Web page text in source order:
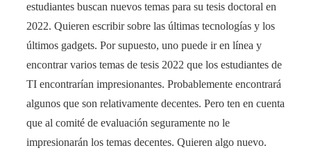
estudiantes buscan nuevos temas para su tesis doctoral en
2022. Quieren escribir sobre las últimas tecnologías y los
últimos gadgets. Por supuesto, uno puede ir en línea y
encontrar varios temas de tesis 2022 que los estudiantes de
TI encontrarían impresionantes. Probablemente encontrará
algunos que son relativamente decentes. Pero ten en cuenta
que al comité de evaluación seguramente no le
impresionarán los temas decentes. Quieren algo nuevo.